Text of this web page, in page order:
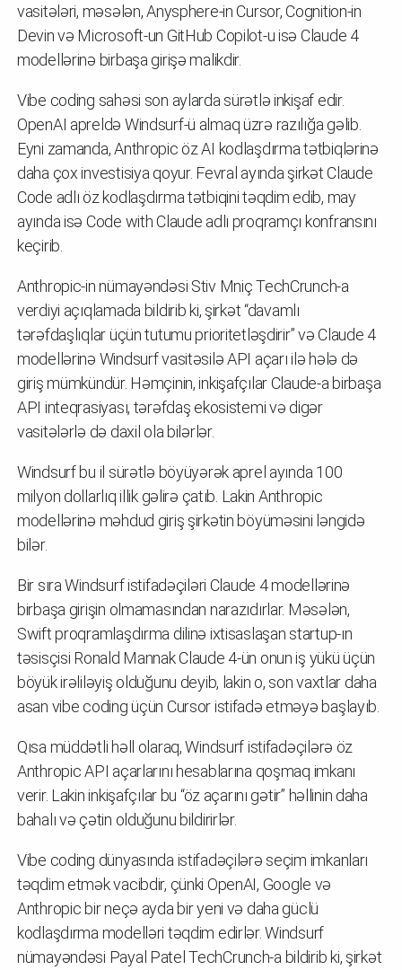
vasitələri, məsələn, Anysphere-in Cursor, Cognition-in
Devin və Microsoft-un GitHub Copilot-u isə Claude 4
modellərinə birbaşa girişə malikdir.
Vibe coding sahəsi son aylarda sürətlə inkişaf edir.
OpenAI apreldə Windsurf-ü almaq üzrə razılığa gəlib.
Eyni zamanda, Anthropic öz AI kodlaşdırma tətbiqlərinə
daha çox investisiya qoyur. Fevral ayında şirkət Claude
Code adlı öz kodlaşdırma tətbiqini təqdim edib, may
ayında isə Code with Claude adlı proqramçı konfransını
keçirib.
Anthropic-in nümayəndəsi Stiv Mniç TechCrunch-a
verdiyi açıqlamada bildirib ki, şirkət “davamlı
tərəfdaşlıqlar üçün tutumu prioritetləşdirir” və Claude 4
modellərinə Windsurf vasitəsilə API açarı ilə hələ də
giriş mümkündür. Həmçinin, inkişafçılar Claude-a birbaşa
API inteqrasiyası, tərəfdaş ekosistemi və digər
vasitələrlə də daxil ola bilərlər.
Windsurf bu il sürətlə böyüyərək aprel ayında 100
milyon dollarlıq illik gəlirə çatıb. Lakin Anthropic
modellərinə məhdud giriş şirkətin böyüməsini ləngidə
bilər.
Bir sıra Windsurf istifadəçiləri Claude 4 modellərinə
birbaşa girişin olmamasından narazıdırlar. Məsələn,
Swift proqramlaşdırma dilinə ixtisaslaşan startup-ın
təsisçisi Ronald Mannak Claude 4-ün onun iş yükü üçün
böyük irəliləyiş olduğunu deyib, lakin o, son vaxtlar daha
asan vibe coding üçün Cursor istifadə etməyə başlayıb.
Qısa müddətli həll olaraq, Windsurf istifadəçilərə öz
Anthropic API açarlarını hesablarına qoşmaq imkanı
verir. Lakin inkişafçılar bu “öz açarını gətir” həllinin daha
bahalı və çətin olduğunu bildirirlər.
Vibe coding dünyasında istifadəçilərə seçim imkanları
təqdim etmək vacibdir, çünki OpenAI, Google və
Anthropic bir neçə ayda bir yeni və daha güclü
kodlaşdırma modelləri təqdim edirlər. Windsurf
nümayəndəsi Payal Patel TechCrunch-a bildirib ki, şirkət